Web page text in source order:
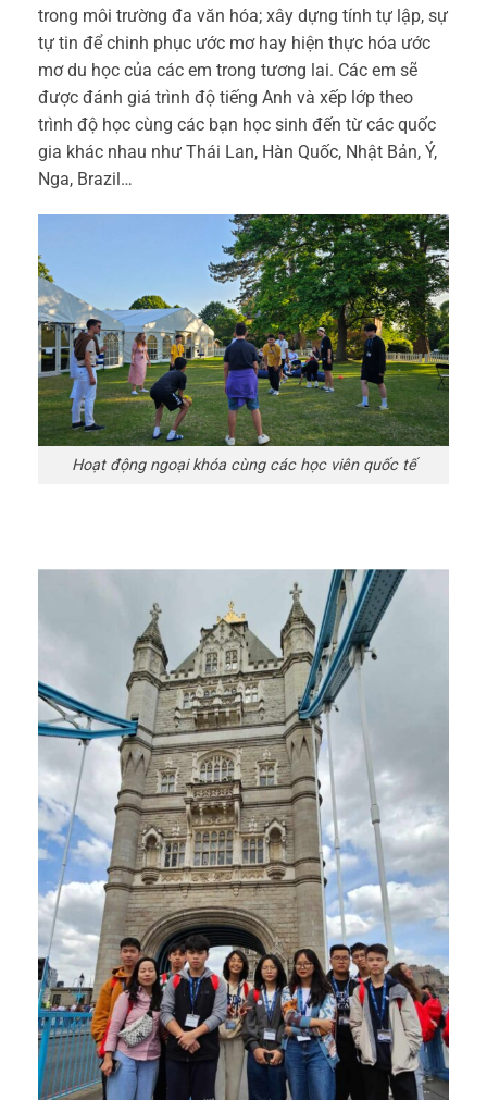
trong môi trường đa văn hóa; xây dựng tính tự lập, sự
tự tin để chinh phục ước mơ hay hiện thực hóa ước
mơ du học của các em trong tương lai. Các em sẽ
được đánh giá trình độ tiếng Anh và xếp lớp theo
trình độ học cùng các bạn học sinh đến từ các quốc
gia khác nhau như Thái Lan, Hàn Quốc, Nhật Bản, Ý,
Nga, Brazil…
Hoạt động ngoại khóa cùng các học viên quốc tế